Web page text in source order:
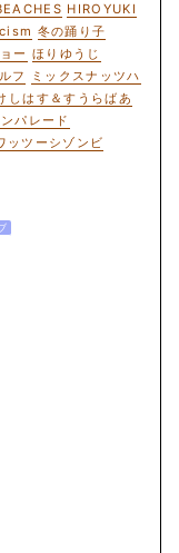
HIROYUKI
冬の踊り子
ー ほりゆうじ
フ
ミックスナッツハ
しはす＆すうらばあ
パレード
ッツーシゾンビ